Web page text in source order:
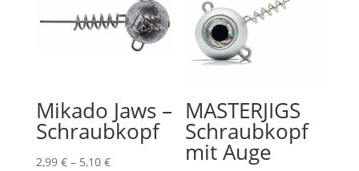
Mikado Jaws –
Schraubkopf
2,99 €– 5,10 €
MASTERJIGS
Schraubkopf
mit Auge